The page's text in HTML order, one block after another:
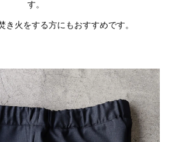
す。
き火をする方にもおすすめです。